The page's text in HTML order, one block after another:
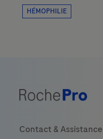
Contact & Assistance